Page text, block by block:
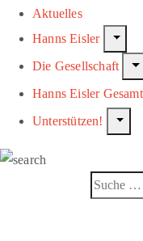
Aktuelles
Hanns Eisler
Die Gesellschaft
Hanns Eisler
Unterstützen!